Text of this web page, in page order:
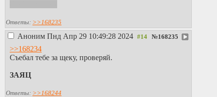
Ответы: >>168235
Аноним Пнд Апр 29 10:49:28 2024 №168235
>>168234
Съебал тебе за щеку, проверяй.
ЗАЯЦ
Ответы: >>168244